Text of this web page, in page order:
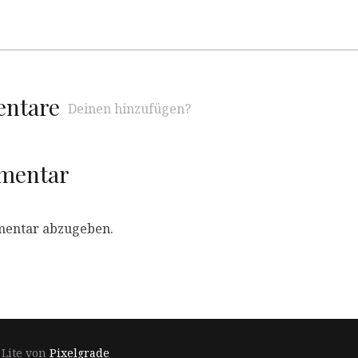
Deinen hinzufügen?
abzugeben.
von Pixelgrade